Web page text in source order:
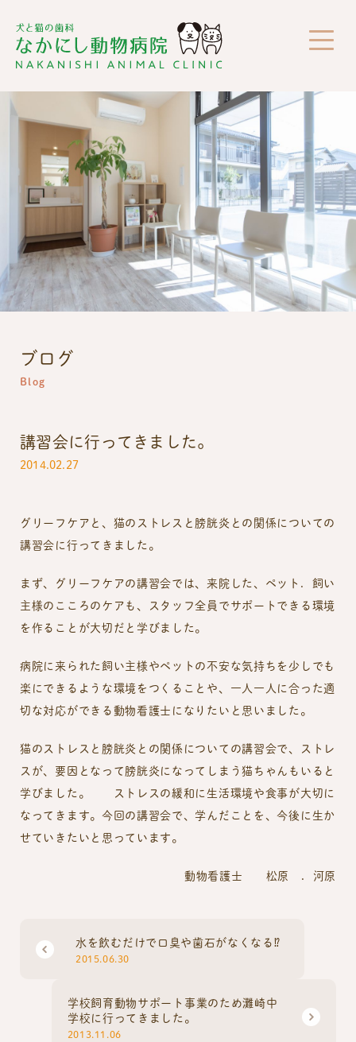
ブログ
Blog
講習会に行ってきました。
2014.02.27
グリーフケアと、猫のストレスと膀胱炎との関係についての
講習会に行ってきました。
まず、グリーフケアの講習会では、来院した、ペット．飼い
主様のこころのケアも、スタッフ全員でサポートできる環境
を作ることが大切だと学びました。
病院に来られた飼い主様やペットの不安な気持ちを少しでも
楽にできるような環境をつくることや、一人一人に合った適
切な対応ができる動物看護士になりたいと思いました。
猫のストレスと膀胱炎との関係についての講習会で、ストレ
スが、要因となって膀胱炎になってしまう猫ちゃんもいると
学びました。 ストレスの緩和に生活環境や食事が大切に
なってきます。今回の講習会で、学んだことを、今後に生か
せていきたいと思っています。
動物看護士 松原 ．河原
水を飲むだけで口臭や歯石がなくなる⁉
2015.06.30
学校飼育動物サポート事業のため灘崎中
学校に行ってきました。
2013.11.06